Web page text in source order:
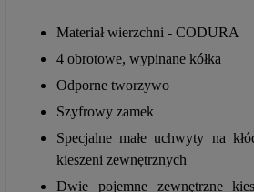
Materiał wierzchni - CODURA
4 obrotowe, wypinane kółka
Odporne tworzywo
Szyfrowy zamek
Specjalne małe uchwyty na
kieszeni zewnętrznych
Dwie pojemne zewnętrzne